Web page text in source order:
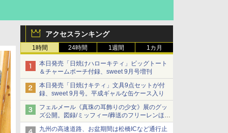
アクセスランキング
1時間 24時間 1週間 1カ月
本日発売「日焼けハローキティ」ビッグトート
＆チャームポーチ付録、sweet 9月号増刊
本日発売「日焼けキティ」文具9点セットが付
録、sweet 9月号。平成ギャルな缶ケース入り
フェルメール《真珠の耳飾りの少女》展のグッ
ズ公開。図録/ミッフィー/葬送のフリーレンほ
か、注目ブランドコラボが実現
九州の高速道路、お盆期間は松橋ICなど通行止